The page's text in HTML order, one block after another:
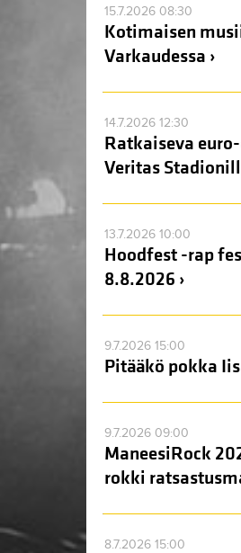
15.7.2026 08:30
Kotimaisen
Varkaudessa ›
14.7.2026 12:30
Ratkaiseva
Veritas
13.7.2026 10:00
Hoodfest -rap
8.8.2026 ›
9.7.2026 15:00
Pitääkö pokka
9.7.2026 09:00
ManeesiRock
rokki
8.7.2026 15:00